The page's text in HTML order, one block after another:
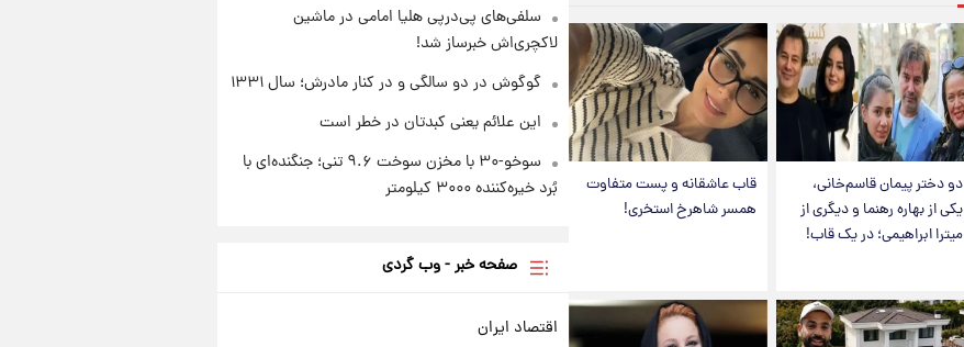
دو دختر پیمان قاسم‌خانی،
یکی از بهاره رهنما و دیگری از
میترا ابراهیمی؛ در یک قاب!
قاب عاشقانه و پست متفاوت
همسر شاهرخ استخری!
سلفی‌های پی‌درپی هلیا امامی در ماشین
لاکچری‌اش خبرساز شد!
گوگوش در دو سالگی و در کنار مادرش؛ سال ۱۳۳۱
این علائم یعنی کبدتان در خطر است
سوخو-۳۰ با مخزن سوخت ۹.۶ تنی؛ جنگنده‌ای با
بُرد خیره‌کننده ۳۰۰۰ کیلومتر
صفحه خبر - وب گردی
اقتصاد ایران